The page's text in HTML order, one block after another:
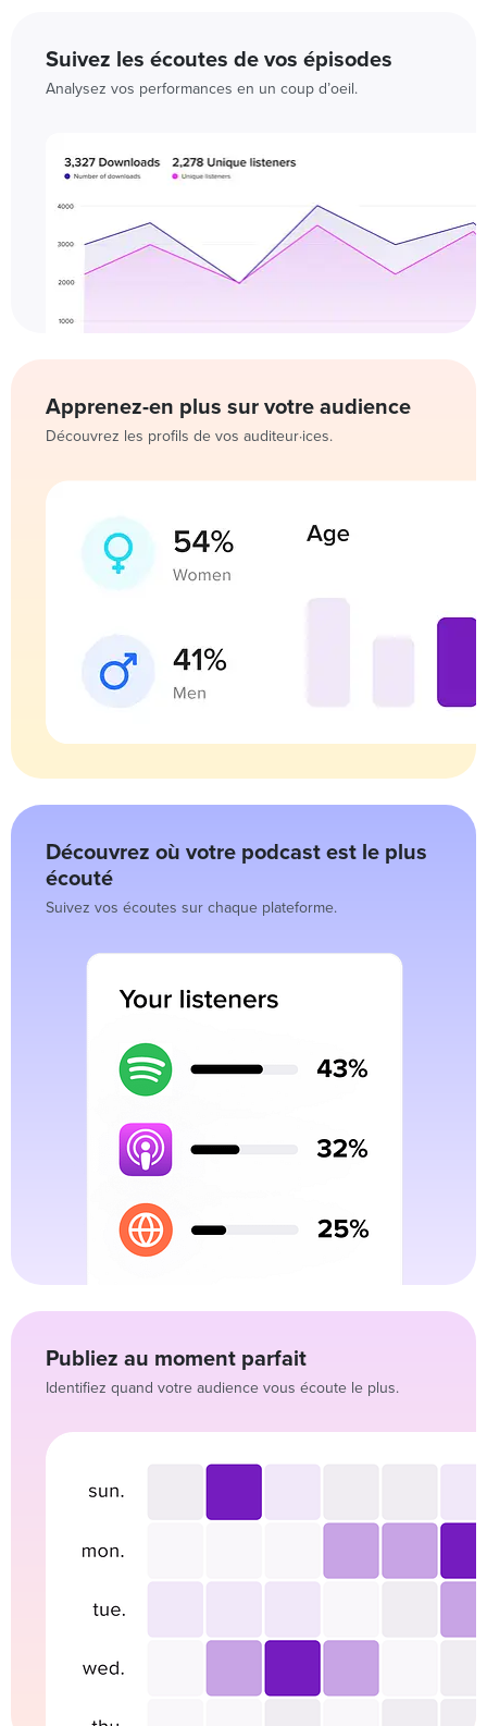
Suivez les écoutes de vos épisodes
Analysez vos performances en un coup d’oeil.
Apprenez-en plus sur votre audience
Découvrez les profils de vos auditeur·ices.
Découvrez où votre podcast est le plus
écouté
Suivez vos écoutes sur chaque plateforme.
Publiez au moment parfait
Identifiez quand votre audience vous écoute le plus.